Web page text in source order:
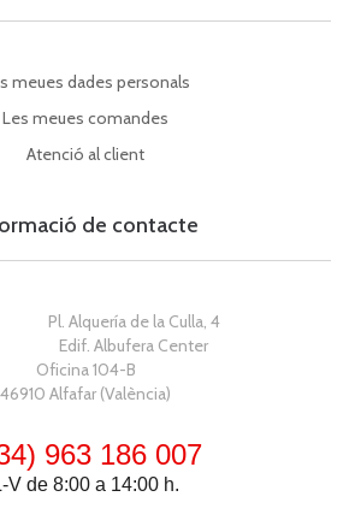
meues dades personals
Les meues comandes
Atenció al client
de contacte
Pl. Alquería de la Culla, 4
Edif. Albufera Center
Oficina 104-B
46910 Alfafar (València)
963 186 007
V de 8:00 a 14:00 h.